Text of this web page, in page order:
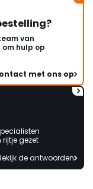
van
hulp op
met ons op
gezet
de antwoorden